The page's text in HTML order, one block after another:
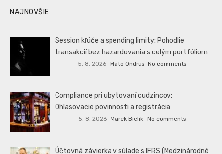
NAJNOVŠIE
Session kľúče a spending limity: Pohodlie
transakcií bez hazardovania s celým portfóliom
5. 8. 2026 Mato Ondrus No comments
Compliance pri ubytovaní cudzincov:
Ohlasovacie povinnosti a registrácia
5. 8. 2026 Marek Bielik No comments
Účtovná závierka v súlade s IFRS (Medzinárodné